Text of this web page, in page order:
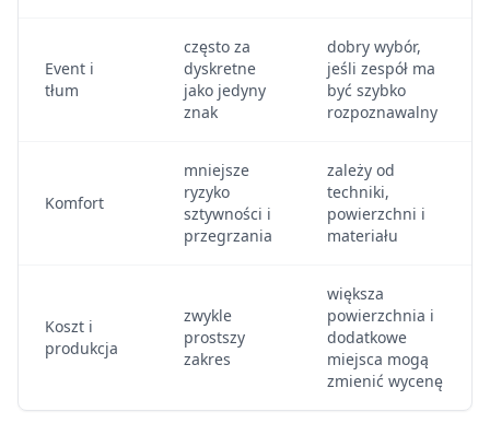
Event i
tłum
często za
dyskretne
jako jedyny
znak
dobry wybór,
jeśli zespół ma
być szybko
rozpoznawalny
Komfort
mniejsze
ryzyko
sztywności i
przegrzania
zależy od
techniki,
powierzchni i
materiału
Koszt i
produkcja
zwykle
prostszy
zakres
większa
powierzchnia i
dodatkowe
miejsca mogą
zmienić wycenę